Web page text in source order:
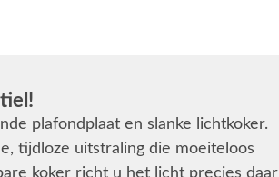
plafondplaat en slanke lichtkoker.
tijdloze uitstraling die moeiteloos
koker richt u het licht precies daar